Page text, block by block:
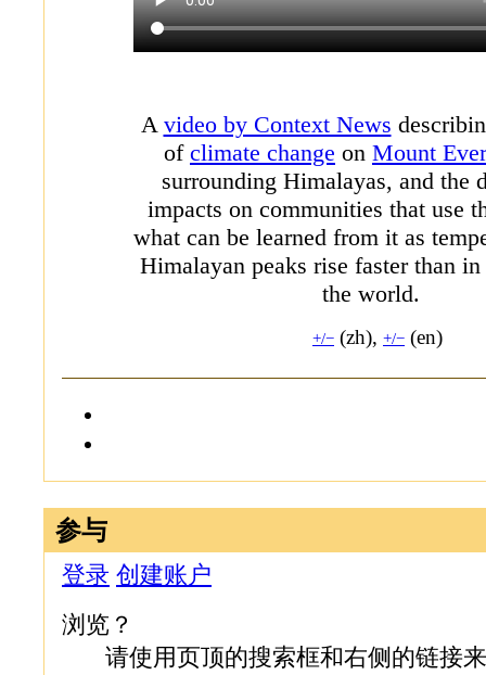
A video by Context News
of climate change on Mount
surrounding Himalayas, and the
impacts on communities that use
what can be learned from it as
Himalayan peaks rise faster than
the world.
+/− (zh), +/− (en)
参与
登录 创建账户
浏览？
请使用页顶的搜索框和右侧的链接